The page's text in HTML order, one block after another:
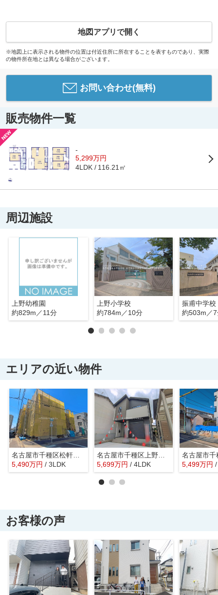
地図アプリで開く
※地図上に表示される物件の位置は付近住所に所在することを表すものであり、実際
の物件所在地とは異なる場合がございます。
お問い合わせ(無料)
販売物件一覧
-
5,299万円
4LDK 116.21㎡
周辺施設
上野幼稚園
約829m／11分
上野小学校
約784m／10分
振甫中学校
約503m／
エリアの近い物件
名古屋市千種区松軒２丁目4-11【仲介手数料無料】新築一戸建て 2号棟
5,490万円 / 3LDK
名古屋市千種区上野１丁目603【仲介手数料無料】新築一戸建て 1号棟
5,699万円 / 4LDK 5,499万円
お客様の声